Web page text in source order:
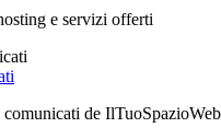
e servizi offerti
de